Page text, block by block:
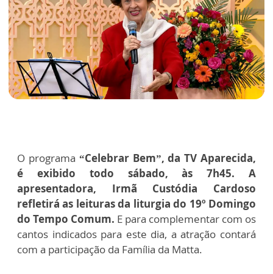
O programa “Celebrar Bem”, da TV Aparecida,
é exibido todo sábado, às 7h45. A
apresentadora, Irmã Custódia Cardoso
refletirá as leituras da liturgia do 19º Domingo
do Tempo Comum. E para complementar com os
cantos indicados para este dia, a atração contará
com a participação da Família da Matta.